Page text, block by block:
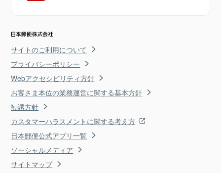
サイトのご利用について
プライバシーポリシー
Webアクセシビリティ方針
お客さま本位の業務運営に関する基本方針
勧誘方針
カスタマーハラスメントに関する考え方
日本郵便公式アプリ一覧
ソーシャルメディア
サイトマップ